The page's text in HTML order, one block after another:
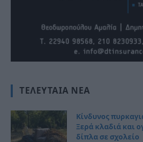
ΤΕΛΕΥΤΑΊΑ ΝΈΑ
Κίνδυνος
Ξερά κλαδιά και
δίπλα σε σχολείο